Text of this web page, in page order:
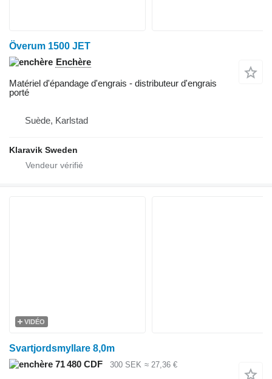
Överum 1500 JET
Enchère
Matériel d'épandage d'engrais - distributeur d'engrais
porté
Suède, Karlstad
Klaravik Sweden
VIDÉO
Svartjordsmyllare 8,0m
71 480 CDF
300 SEK ≈ 27,36 €